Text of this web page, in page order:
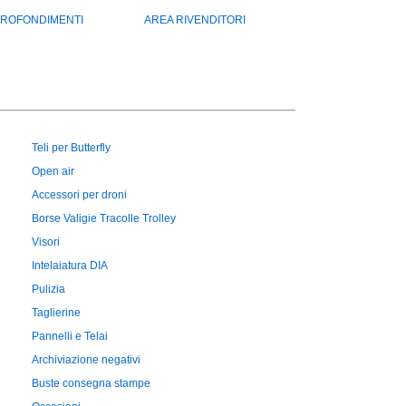
AREA RIVENDITORI
Teli per Butterfly
Open air
Accessori per droni
Borse Valigie Tracolle Trolley
Visori
Intelaiatura DIA
Pulizia
Taglierine
Pannelli e Telai
Archiviazione negativi
Buste consegna stampe